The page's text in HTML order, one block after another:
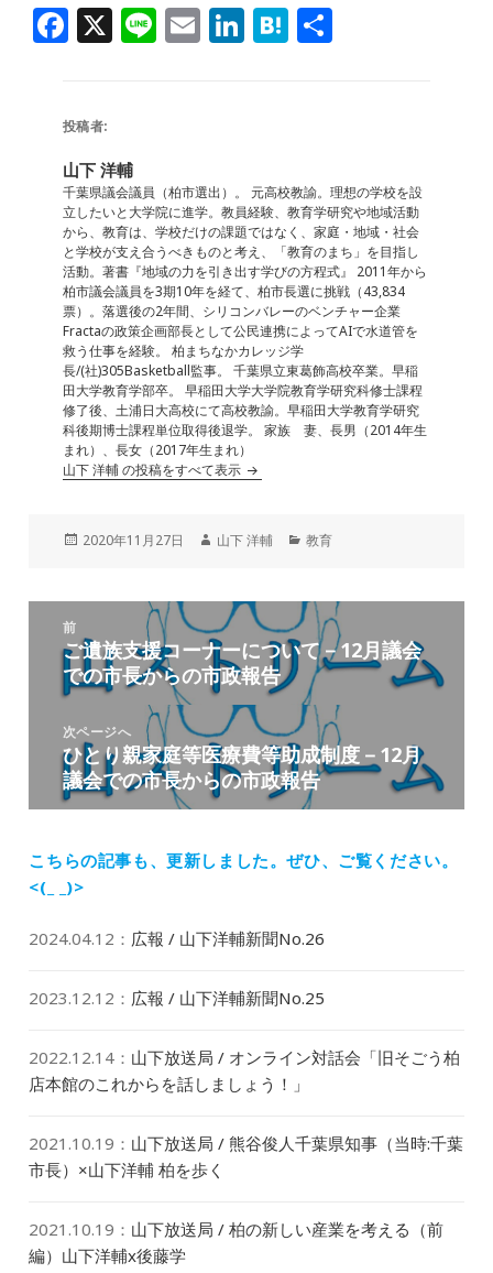
F
e
b
o
o
k
X Li E Li
n
H
投稿者:
山下 洋輔
千葉県議会議員（柏市選出）。 元高校教諭。理想の学校を設
立したいと大学院に進学。教員経験、教育学研究や地域活動
から、教育は、学校だけの課題ではなく、家庭・地域・社会
と学校が支え合うべきものと考え、「教育のまち」を目指し
活動。著書『地域の力を引き出す学びの方程式』 2011年から
柏市議会議員を3期10年を経て、柏市長選に挑戦（43,834
票）。落選後の2年間、シリコンバレーのベンチャー企業
Fractaの政策企画部長として公民連携によってAIで水道管を
救う仕事を経験。 柏まちなかカレッジ学
長/(社)305Basketball監事。 千葉県立東葛飾高校卒業。早稲
田大学教育学部卒。 早稲田大学大学院教育学研究科修士課程
修了後、土浦日大高校にて高校教諭。早稲田大学教育学研究
科後期博士課程単位取得後退学。 家族 妻、長男（2014年生
まれ）、長女（2017年生まれ）
山下 洋輔 の投稿をすべて表示
投
2020年11月27日
作
山下 洋輔
カ
リ
ー
教育
前
前
の
投
稿:
ご遺族支援コーナーについて－12月議会
での市長からの市政報告
次ページへ
次
の
投
ひとり親家庭等医療費等助成制度－12月
議会での市長からの市政報告
こちらの記事も、更新しました。ぜひ、ご覧ください。
<(_ _)>
2024.04.12 ： 広報 / 山下洋輔新聞No.26
2023.12.12 ： 広報 / 山下洋輔新聞No.25
2022.12.14 ： 山下放送局 / オンライン対話会「旧そごう柏
店本館のこれからを話しましょう！」
2021.10.19 ： 山下放送局 / 熊谷俊人千葉県知事（当時:千葉
市長）×山下洋輔 柏を歩く
2021.10.19 ： 山下放送局 / 柏の新しい産業を考える（前
編）山下洋輔x後藤学